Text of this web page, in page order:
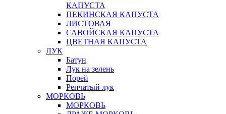
КАПУСТА
ПЕКИНСКАЯ КАПУСТА
ЛИСТОВАЯ
САВОЙСКАЯ КАПУСТА
ЦВЕТНАЯ КАПУСТА
ЛУК
Батун
Лук на зелень
Порей
Репчатый лук
МОРКОВЬ
МОРКОВЬ